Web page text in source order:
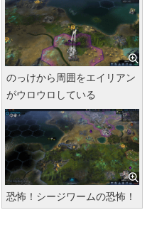
のっけから周囲をエイリアン
がウロウロしている
恐怖！シージワームの恐怖！